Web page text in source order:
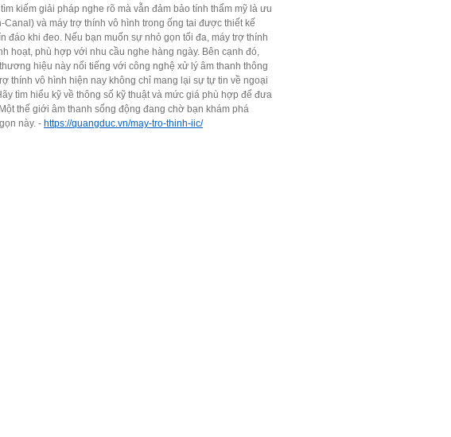
kiếm giải pháp nghe rõ mà vẫn đảm bảo tính thẩm mỹ là ưu
và máy trợ thính vô hình trong ống tai được thiết kế
đáo khi đeo. Nếu bạn muốn sự nhỏ gọn tối đa, máy trợ thính
hoạt, phù hợp với nhu cầu nghe hàng ngày. Bên cạnh đó,
hiệu này nổi tiếng với công nghệ xử lý âm thanh thông
thính vô hình hiện nay không chỉ mang lại sự tự tin về ngoại
tìm hiểu kỹ về thông số kỹ thuật và mức giá phù hợp để đưa
thế giới âm thanh sống động đang chờ bạn khám phá
này. - https://quangduc.vn/may-tro-thinh-iic/